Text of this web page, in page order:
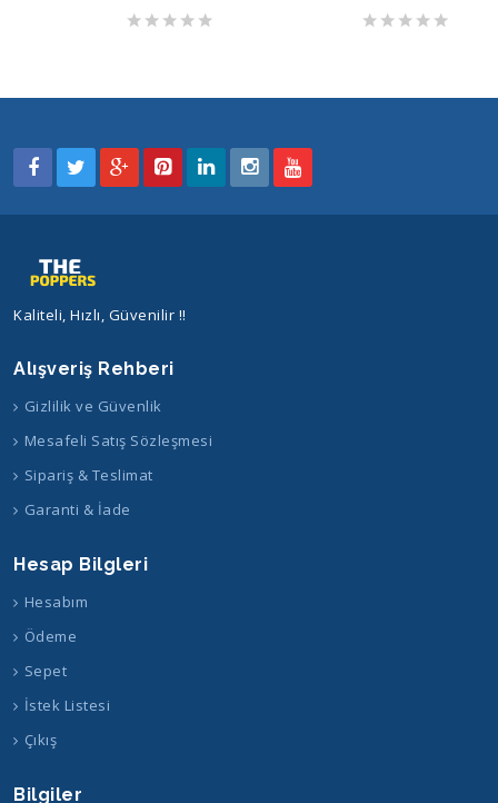
Kaliteli, Hızlı, Güvenilir !!
Alışveriş Rehberi
Gizlilik ve Güvenlik
Mesafeli Satış Sözleşmesi
Sipariş & Teslimat
Garanti & İade
Hesap Bilgleri
Hesabım
Ödeme
Sepet
İstek Listesi
Çıkış
Bilgiler